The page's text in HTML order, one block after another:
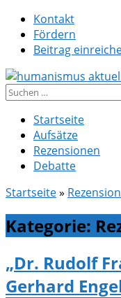
Zum
Inhalt
springen
Kontakt
Fördern
Beitrag
humanismus aktuell
Suche
Startseite
Aufsätze
Rezensionen
Debatte
Startseite»
Kategorie:
„Dr. Rudolf
Gerhard